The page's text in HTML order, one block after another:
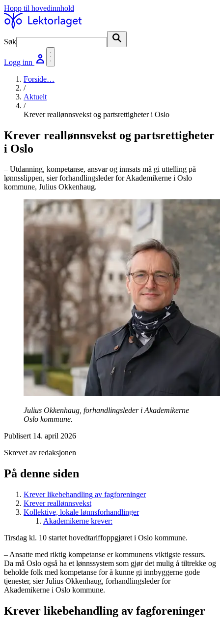
Hopp til hovedinnhold
Søk
Logg inn
Forside…
/
Aktuelt
/
Krever reallønnsvekst og partsrettigheter i Oslo
Krever reallønnsvekst og partsrettigheter
i Oslo
– Utdanning, kompetanse, ansvar og innsats må gi uttelling på
lønnsslippen, sier forhandlingsleder for Akademikerne i Oslo
kommune, Julius Okkenhaug.
Julius Okkenhaug, forhandlingsleder i Akademikerne
Oslo kommune.
Publisert 14. april 2026
Skrevet av redaksjonen
På denne siden
Krever likebehandling av fagforeninger
Krever reallønnsvekst
Kollektive, lokale lønnsforhandlinger
Akademikerne krever:
Tirsdag kl. 10 startet hovedtariffoppgjøret i Oslo kommune.
– Ansatte med riktig kompetanse er kommunens viktigste ressurs.
Da må Oslo også ha et lønnssystem som gjør det mulig å tiltrekke og
beholde folk med kompetanse for å kunne gi innbyggerne gode
tjenester, sier Julius Okkenhaug, forhandlingsleder for
Akademikerne i Oslo kommune.
Krever likebehandling av fagforeninger